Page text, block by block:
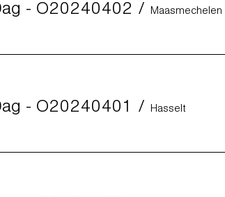
- O20240402 / Maasmechelen
- O20240401 / Hasselt